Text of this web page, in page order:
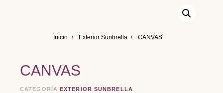
Inicio Exterior Sunbrella CANVAS
CANVAS
CATEGORÍA EXTERIOR SUNBRELLA